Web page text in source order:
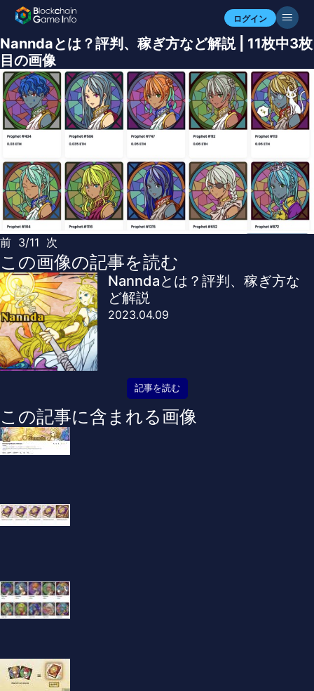
ログイン
Nanndaとは？評判、稼ぎ方など解説 | 11枚中3枚
目の画像
前 3/11 次
この画像の記事を読む
Nanndaとは？評判、稼ぎ方な
ど解説
2023.04.09
記事を読む
この記事に含まれる画像